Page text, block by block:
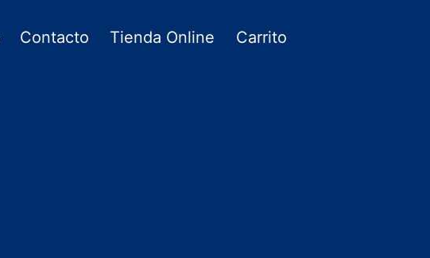
Contacto Tienda Online Carrito